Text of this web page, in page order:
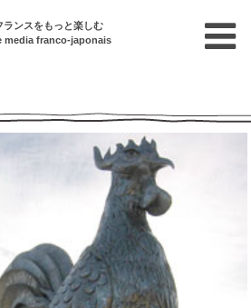
ランスをもっと楽しむ
media franco-japonais